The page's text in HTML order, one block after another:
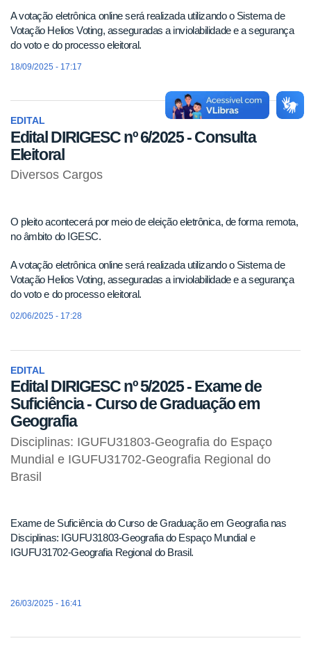
A votação eletrônica online será realizada utilizando o Sistema de
Votação Helios Voting, asseguradas a inviolabilidade e a segurança
do voto e do processo eleitoral.
18/09/2025 - 17:17
EDITAL
Edital DIRIGESC nº 6/2025 - Consulta
Eleitoral
Diversos Cargos
O pleito acontecerá por meio de eleição eletrônica, de forma remota,
no âmbito do IGESC.
A votação eletrônica online será realizada utilizando o Sistema de
Votação Helios Voting, asseguradas a inviolabilidade e a segurança
do voto e do processo eleitoral.
02/06/2025 - 17:28
EDITAL
Edital DIRIGESC nº 5/2025 - Exame de
Suficiência - Curso de Graduação em
Geografia
Disciplinas: IGUFU31803-Geografia do Espaço
Mundial e IGUFU31702-Geografia Regional do
Brasil
Exame de Suficiência do Curso de Graduação em Geografia nas
Disciplinas: IGUFU31803-Geografia do Espaço Mundial e
IGUFU31702-Geografia Regional do Brasil.
26/03/2025 - 16:41